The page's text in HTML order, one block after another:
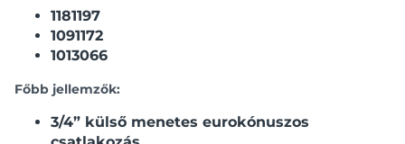
1181197
1091172
1013066
Főbb jellemzők:
3/4” külső menetes eurokónuszos